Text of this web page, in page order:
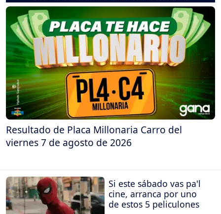
Resultado de Placa Millonaria Carro del
viernes 7 de agosto de 2026
Si este sábado vas pa'l
cine, arranca por uno
de estos 5 peliculones